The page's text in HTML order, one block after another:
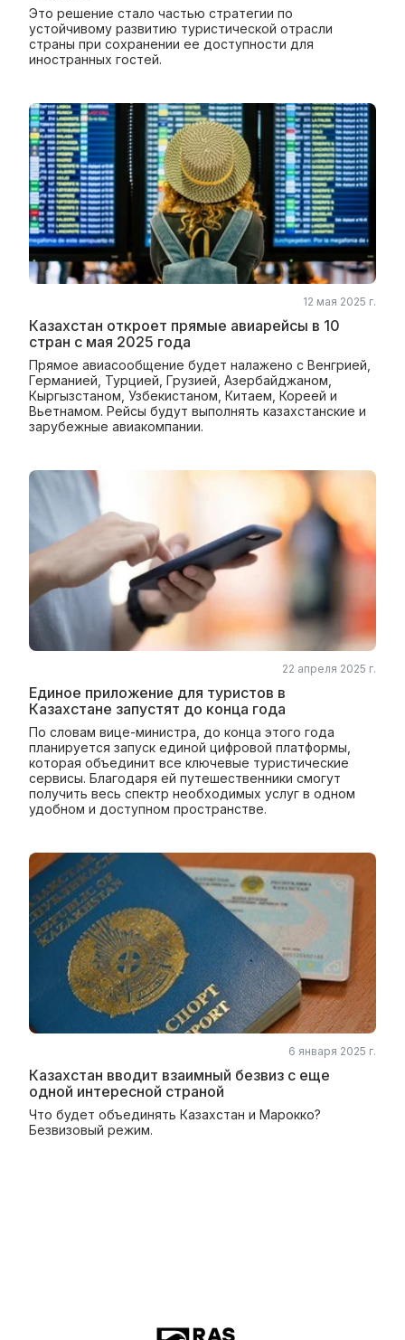
Это решение стало частью стратегии по
устойчивому развитию туристической отрасли
страны при сохранении ее доступности для
иностранных гостей.
12 мая 2025 г.
Казахстан откроет прямые авиарейсы в 10
стран с мая 2025 года
Прямое авиасообщение будет налажено с Венгрией,
Германией, Турцией, Грузией, Азербайджаном,
Кыргызстаном, Узбекистаном, Китаем, Кореей и
Вьетнамом. Рейсы будут выполнять казахстанские и
зарубежные авиакомпании.
22 апреля 2025 г.
Единое приложение для туристов в
Казахстане запустят до конца года
По словам вице-министра, до конца этого года
планируется запуск единой цифровой платформы,
которая объединит все ключевые туристические
сервисы. Благодаря ей путешественники смогут
получить весь спектр необходимых услуг в одном
удобном и доступном пространстве.
6 января 2025 г.
Казахстан вводит взаимный безвиз с еще
одной интересной страной
Что будет объединять Казахстан и Марокко?
Безвизовый режим.